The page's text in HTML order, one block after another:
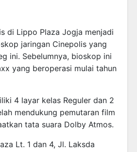
di Lippo Plaza Jogja menjadi
jaringan Cinepolis yang
ini. Sebelumnya, bioskop ini
yang beroperasi mulai tahun
4 layar kelas Reguler dan 2
mendukung pemutaran film
tata suara Dolby Atmos.
Lt. 1 dan 4, Jl. Laksda